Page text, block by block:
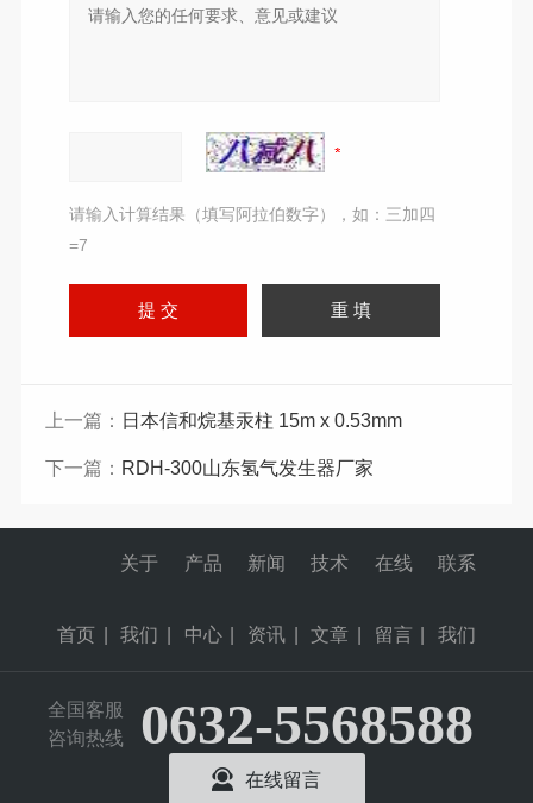
请输入计算结果（填写阿拉伯数字），如：三加四
=7
上一篇： 日本信和烷基汞柱 15m x 0.53mm
下一篇： RDH-300山东氢气发生器厂家
首页
关于
我们
产品
中心
新闻
资讯
技术
文章
在线
留言
联系
我们
全国客服
咨询热线
0632-5568588
在线留言